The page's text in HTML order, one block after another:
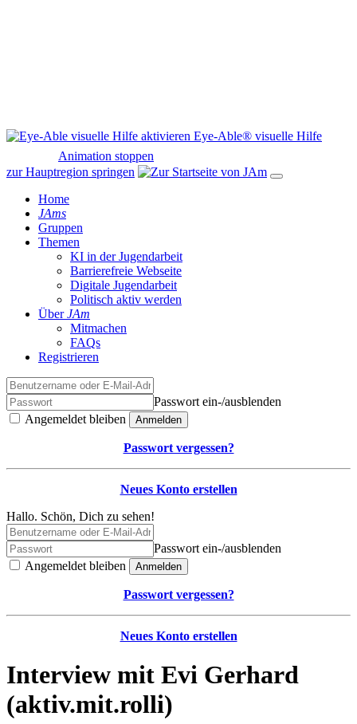
Eye-Able® visuelle Hilfe
Animation stoppen
zur Hauptregion springen
Home
JAms
Gruppen
Themen
KI in der Jugendarbeit
Barrierefreie Webseite
Digitale Jugendarbeit
Politisch aktiv werden
ÜberJAm
Mitmachen
FAQs
Registrieren
Passwort ein-/ausblenden
Angemeldet bleiben
Anmelden
Passwort vergessen?
Neues Konto erstellen
Hallo. Schön, Dich zu sehen!
Passwort ein-/ausblenden
Angemeldet bleiben
Anmelden
Passwort vergessen?
Neues Konto erstellen
Interview mit Evi Gerhard
(aktiv.mit.rolli)